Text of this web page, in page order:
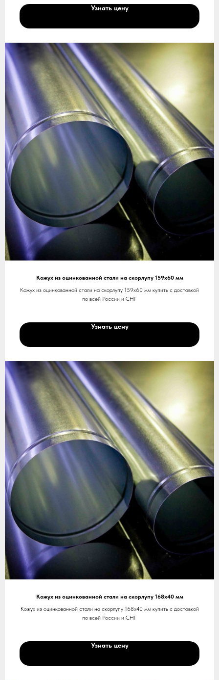
Узнать цену
Кожух из оцинкованной стали на скорлупу 159х60 мм
Кожух из оцинкованной стали на скорлупу 159х60 мм купить с доставкой
по всей России и СНГ
Узнать цену
Кожух из оцинкованной стали на скорлупу 168х40 мм
Кожух из оцинкованной стали на скорлупу 168х40 мм купить с доставкой
по всей России и СНГ
Узнать цену